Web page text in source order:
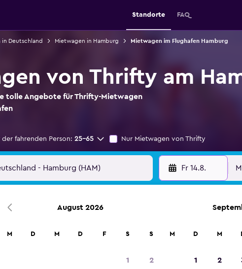
Standorte FAQ
in Deutschland Mietwagen in Hamburg Mietwagen im Flughafen Hamburg
von Thrifty am
tolle Angebote für Thrifty-Mietwagen
der fahrenden Person: 25-65 Nur Mietwagen von Thrifty
Fr 14.8.
Sieger 2023 gekürt
August 2026
M D M D F S S
1 2
M D M
1 2